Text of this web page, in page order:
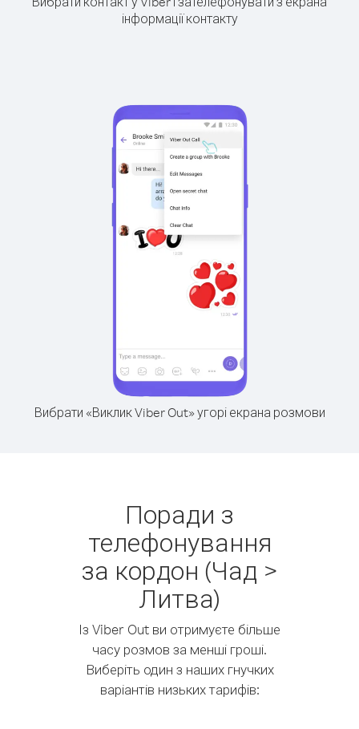
інформації контакту
Вибрати «Виклик Viber Out» угорі екрана розмови
Поради з
телефонування
за кордон (Чад >
Литва)
Із Viber Out ви отримуєте більше
часу розмов за менші гроші.
Виберіть один з наших гнучких
варіантів низьких тарифів: